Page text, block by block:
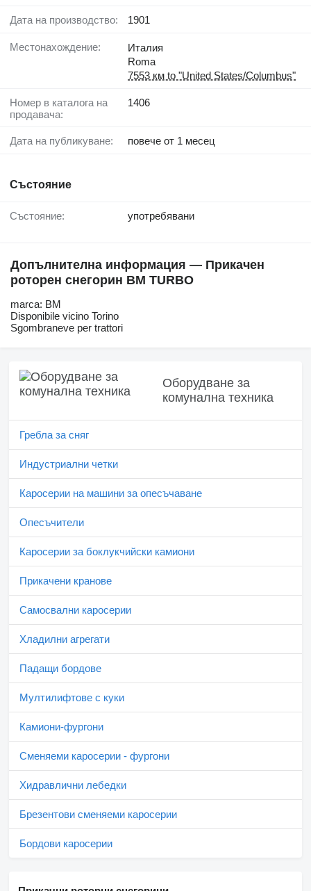
Дата на производство: 1901
Местонахождение:
Италия
Roma
7553 км to "United States/Columbus"
Номер в каталога на
продавача:
1406
Дата на публикуване: повече от 1 месец
Състояние
Състояние: употребявани
Допълнителна информация — Прикачен
роторен снегорин BM TURBO
marca: BM
Disponibile vicino Torino
Sgombraneve per trattori
Оборудване за
комунална техника
Гребла за сняг
Индустриални четки
Каросерии на машини за опесъчаване
Опесъчители
Каросерии за боклукчийски камиони
Прикачени кранове
Самосвални каросерии
Хладилни агрегати
Падащи бордове
Мултилифтове с куки
Камиони-фургони
Сменяеми каросерии - фургони
Хидравлични лебедки
Брезентови сменяеми каросерии
Бордови каросерии